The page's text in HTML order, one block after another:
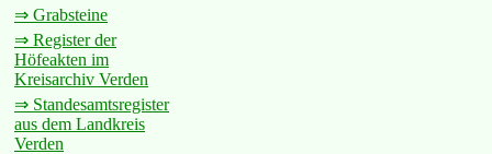
⇒ Grabsteine
⇒ Register der
Höfeakten im
Kreisarchiv Verden
⇒ Standesamtsregister
aus dem Landkreis
Verden